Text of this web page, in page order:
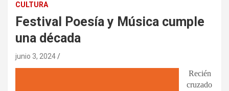
CULTURA
Festival Poesía y Música cumple
una década
junio 3, 2024
Recién
cruzado